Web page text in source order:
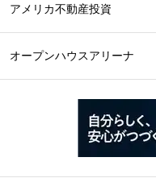
アメリカ不動産投資
オープンハウスアリーナ